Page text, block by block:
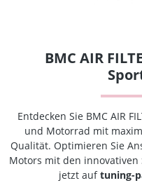
BMC AIR
Entdecken Sie BMC AIR
und Motorrad mit
Qualität. Optimieren Sie
Motors mit den
jetzt auftuning-